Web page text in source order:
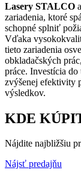
Lasery STALCO a
zariadenia, ktoré
schopné splniť
Vďaka
tieto zariadenia
obkladačských
práce. Investícia
zvýšenej efektivity
výsledkov.
KDE
Nájdite najbližšiu
Nájsť predajňu